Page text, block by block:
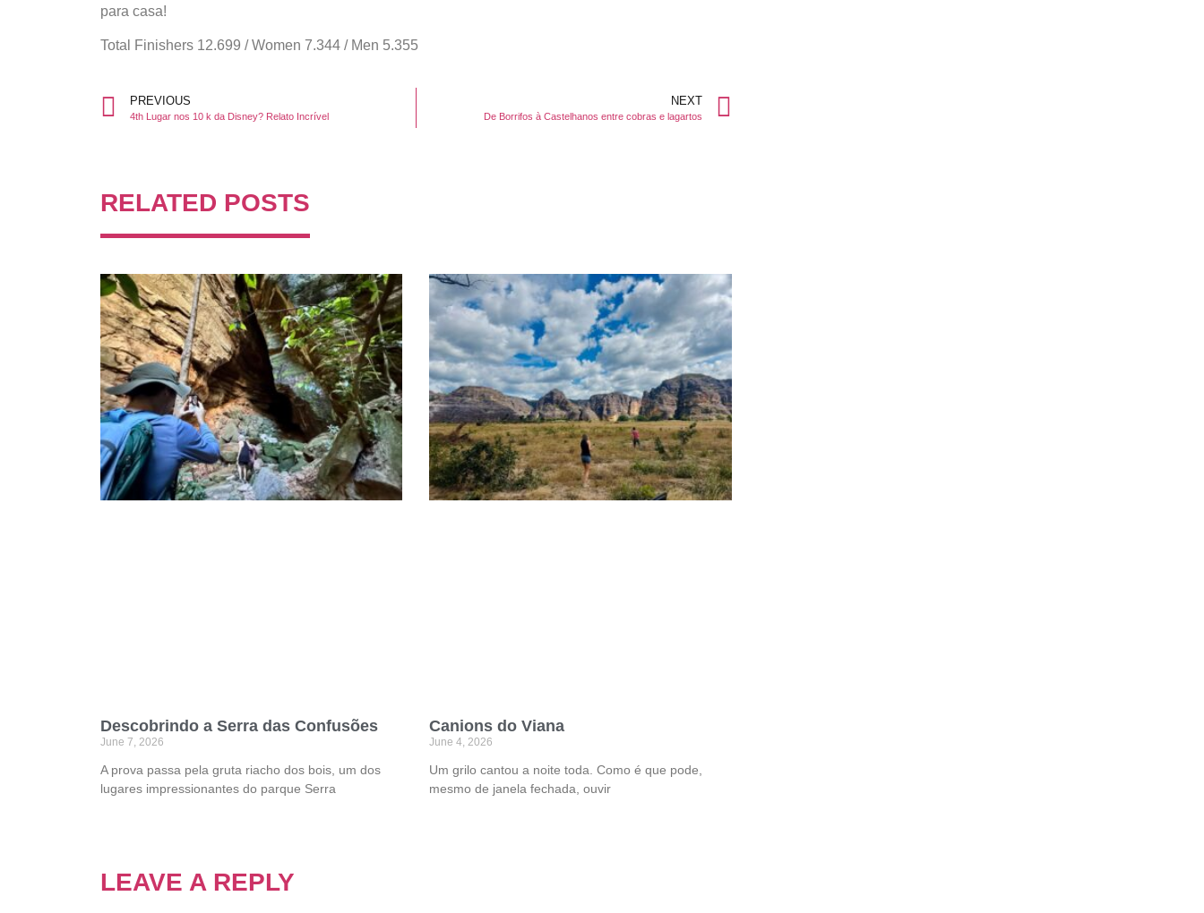
para casa!
Total Finishers 12.699 / Women 7.344 / Men 5.355
PREVIOUS
4th Lugar nos 10 k da Disney? Relato Incrível
NEXT
De Borrifos à Castelhanos entre cobras e lagartos
RELATED POSTS
Descobrindo a Serra das Confusões
June 7, 2026
A prova passa pela gruta riacho dos bois, um dos
lugares impressionantes do parque Serra
Canions do Viana
June 4, 2026
Um grilo cantou a noite toda. Como é que pode,
mesmo de janela fechada, ouvir
LEAVE A REPLY